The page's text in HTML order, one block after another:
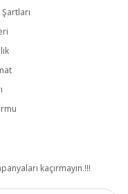
kaçırmayın.!!!